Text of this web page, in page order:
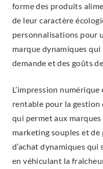
forme des produits
de leur caractère
personnalisations pour
marque dynamiques
demande et des goûts
L’impression
rentable pour la gestion
qui permet aux marques
marketing souples et
d’achat dynamiques
en véhiculant la